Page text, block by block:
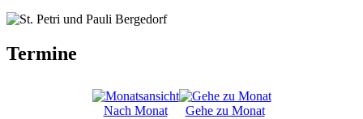
Termine
Nach Monat Gehe zu Monat